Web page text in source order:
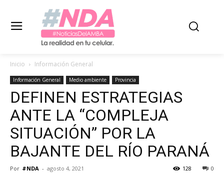
Inicio Información General
Información General Medio ambiente Provincia
DEFINEN ESTRATEGIAS
ANTE LA “COMPLEJA
SITUACIÓN” POR LA
BAJANTE DEL RÍO PARANÁ
Por #NDA - agosto 4, 2021 0
128